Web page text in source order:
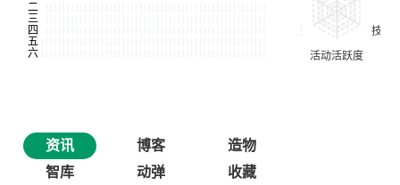
资讯 博客
造物
智库
动弹 收藏